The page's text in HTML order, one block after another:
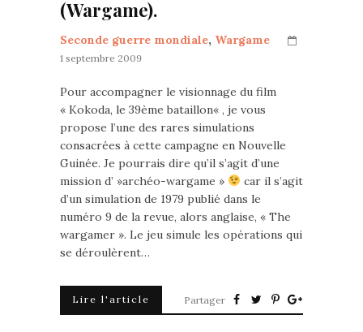
(Wargame).
Seconde guerre mondiale, Wargame
1 septembre 2009
Pour accompagner le visionnage du film
« Kokoda, le 39ème bataillon« , je vous
propose l’une des rares simulations
consacrées à cette campagne en Nouvelle
Guinée. Je pourrais dire qu’il s’agit d’une
mission d’ »archéo-wargame »
car il s’agit
d’un simulation de 1979 publié dans le
numéro 9 de la revue, alors anglaise, « The
wargamer ». Le jeu simule les opérations qui
se déroulèrent…
Lire l'article Partager